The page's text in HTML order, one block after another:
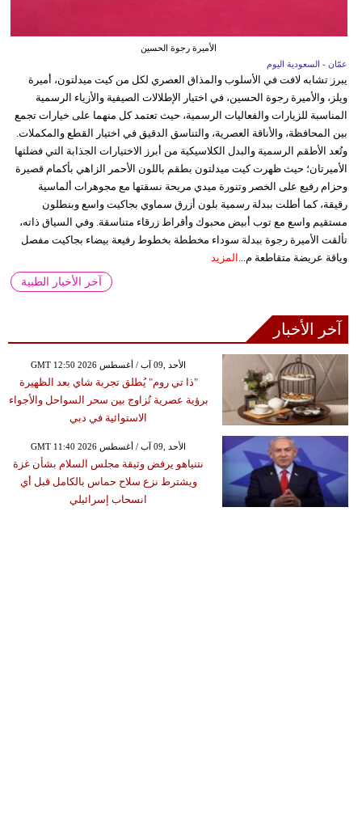
الأميرة رجوة الحسين
عمّان - السعودية اليوم
يبرز تشابه لافت في الأسلوب والمذاق العصري لكل من كيت ميدلتون، أميرة
ويلز، والأميرة رجوة الحسين، في اختيار الإطلالات الصيفية والأزياء الرسمية
المناسبة للزيارات والفعاليات الرسمية، حيث تعتمد كل منهما على خيارات تجمع
بين المحافظة، والأناقة العصرية، والتناسق الدقيق في اختيار القطع والمكملات.
وتُعد الأطقم الرسمية والبدل الكلاسيكية من أبرز الاختيارات الجذابة التي فضلتها
الأميرتان؛ حيث ظهرت كيت ميدلتون بطقم باللون الأحمر الزاهي بأكمام قصيرة
وحزام رفيع على الخصر وتنورة ميدي مريحة نسقتها مع مجوهرات ألماسية
رقيقة، كما أطلت ببدلة رسمية بلون أزرق سماوي بجاكيت واسع وبنطلون
مستقيم واسع مع توب أبيض محبوك وأقراط زرقاء متناسقة. وفي السياق ذاته،
تألقت الأميرة رجوة ببدلة سوداء مخططة بخطوط رفيعة بيضاء بجاكيت مفصل
وياقة عريضة متقاطعة م...
المزيد
آخر الأخبار الطبية
آخر الأخبار
GMT 12:50 2026 الأحد ,09 آب / أغسطس
"ذا تي روم" يُطلق تجربة شاي بعد الظهيرة
برؤية عصرية تُزاوج بين سحر السواحل والأجواء
الاستوائية في دبي
GMT 11:40 2026 الأحد ,09 آب / أغسطس
نتنياهو يرفض وثيقة مجلس السلام بشأن غزة
ويشترط نزع سلاح حماس بالكامل قبل أي
انسحاب إسرائيلي